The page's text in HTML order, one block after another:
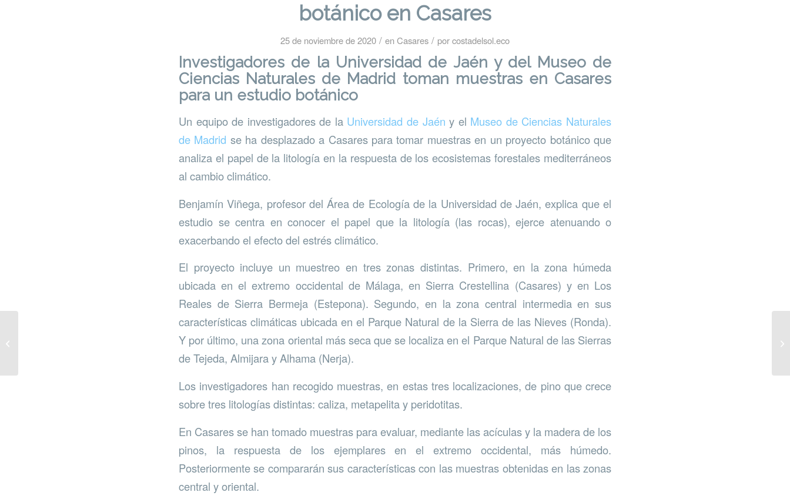
botánico en Casares
25 de noviembre de 2020 / enCasares / porcostadelsol.eco
Investigadores de la Universidad de Jaén y del Museo de
Ciencias Naturales de Madrid toman muestras en Casares
para un estudio botánico
Un equipo de investigadores de la Universidad de Jaén y el Museo de Ciencias Naturales
de Madrid se ha desplazado a Casares para tomar muestras en un proyecto botánico que
analiza el papel de la litología en la respuesta de los ecosistemas forestales mediterráneos
al cambio climático.
Benjamín Viñega, profesor del Área de Ecología de la Universidad de Jaén, explica que el
estudio se centra en conocer el papel que la litología (las rocas), ejerce atenuando o
exacerbando el efecto del estrés climático.
El proyecto incluye un muestreo en tres zonas distintas. Primero, en la zona húmeda
ubicada en el extremo occidental de Málaga, en Sierra Crestellina (Casares) y en Los
Reales de Sierra Bermeja (Estepona). Segundo, en la zona central intermedia en sus
características climáticas ubicada en el Parque Natural de la Sierra de las Nieves (Ronda).
Y por último, una zona oriental más seca que se localiza en el Parque Natural de las Sierras
de Tejeda, Almijara y Alhama (Nerja).
Los investigadores han recogido muestras, en estas tres localizaciones, de pino que crece
sobre tres litologías distintas: caliza, metapelita y peridotitas.
En Casares se han tomado muestras para evaluar, mediante las acículas y la madera de los
pinos, la respuesta de los ejemplares en el extremo occidental, más húmedo.
Posteriormente se compararán sus características con las muestras obtenidas en las zonas
central y oriental.